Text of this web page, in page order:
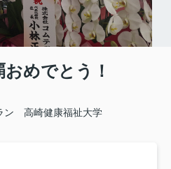
めでとう！
高崎健康福祉大学